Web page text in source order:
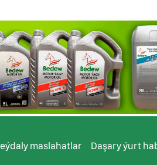
maslahatlar Daşary ýurt